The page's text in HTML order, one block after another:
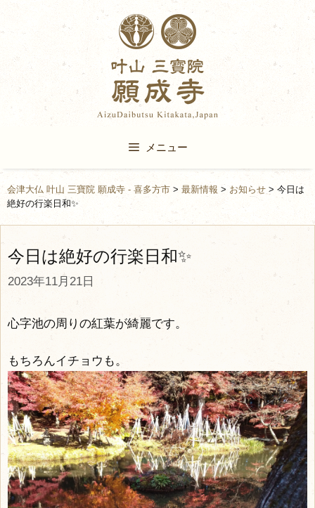
to
content
メニュー
会津大仏 叶山 三寶院 願成寺 - 喜多方市 > 最新情報 > お知らせ > 今日は
絶好の行楽日和✨
今日は絶好の行楽日和✨
2023年11月21日
心字池の周りの紅葉が綺麗です。
もちろんイチョウも。